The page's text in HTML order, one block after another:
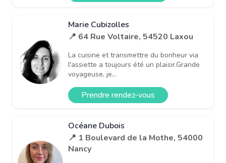
Marie Cubizolles
📍 64 Rue Voltaire, 54520 Laxou
La cuisine et transmettre du bonheur via
l'assiette a toujours été un plaisir.Grande
voyageuse, je...
Prendre rendez-vous
Océane Dubois
📍 1 Boulevard de la Mothe, 54000
Nancy